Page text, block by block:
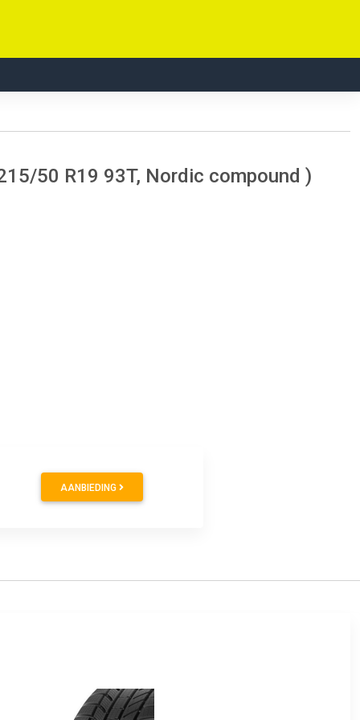
50 R19 93T, Nordic compound )
AANBIEDING